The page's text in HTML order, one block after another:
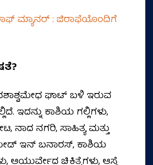
ಮ್ಯಾನರ್ : ಜಿರಾಫೆಯೊಂದಿಗೆ
ಘಾಟ್ ಬಳಿ ಇರುವ
ಇದನ್ನು ಕಾಶಿಯ ಗಲ್ಲಿಗಳು,
ನಾದ ನಗರಿ, ಸಾಹಿತ್ಯ ಮತ್ತು
ಇನ್ ಬನಾರಸ್, ಕಾಶಿಯ